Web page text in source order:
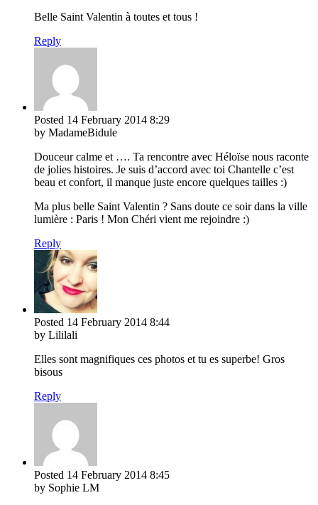
Belle Saint Valentin à toutes et tous !
Reply
Posted 14 February 2014 8:29
by MadameBidule
Douceur calme et …. Ta rencontre avec Héloïse nous raconte
de jolies histoires. Je suis d’accord avec toi Chantelle c’est
beau et confort, il manque juste encore quelques tailles :)
Ma plus belle Saint Valentin ? Sans doute ce soir dans la ville
lumière : Paris ! Mon Chéri vient me rejoindre :)
Reply
Posted 14 February 2014 8:44
by Lililali
Elles sont magnifiques ces photos et tu es superbe! Gros
bisous
Reply
Posted 14 February 2014 8:45
by Sophie LM